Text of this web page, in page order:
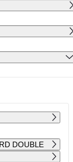
SO NE
669 39 509
DOUBLE